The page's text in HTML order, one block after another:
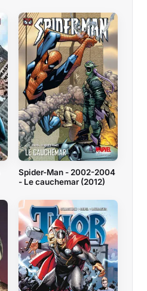
Spider-Man - 2002-2004
- Le cauchemar (2012)